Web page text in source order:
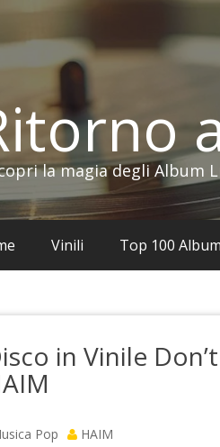
la magia degli Album
Vinili Top 100 Album
in Vinile
Pop HAIM